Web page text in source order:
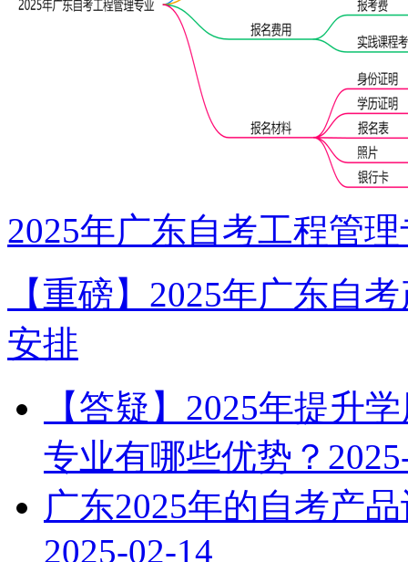
2025年广东自考工程管
【重磅】2025年广东自
安排
【答疑】2025年提升
专业有哪些优势？
广东2025年的自考产
2025-02-14